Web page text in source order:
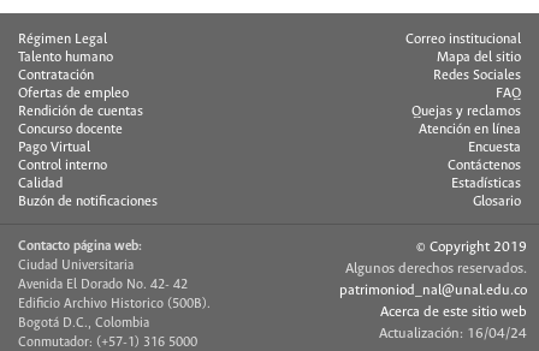
Régimen Legal
Talento humano
Contratación
Ofertas de empleo
Rendición de cuentas
Concurso docente
Pago Virtual
Control interno
Calidad
Buzón de notificaciones
Correo institucional
Mapa del sitio
Redes Sociales
FAQ
Quejas y reclamos
Atención en línea
Encuesta
Contáctenos
Estadísticas
Glosario
Contacto página web:
Ciudad Universitaria
Avenida El Dorado No. 42- 42
Edificio Archivo Historico (500B).
Bogotá D.C., Colombia
Conmutador: (+57-1) 316 5000
© Copyright 2019
Algunos derechos reservados.
patrimoniod_nal@unal.edu.co
Acerca de este sitio web
Actualización: 16/04/24